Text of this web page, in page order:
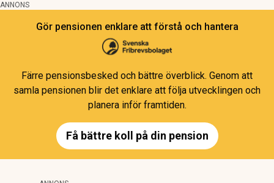
ANNONS
Gör pensionen enklare att förstå och hantera
Färre pensionsbesked och bättre överblick. Genom att
samla pensionen blir det enklare att följa utvecklingen och
planera inför framtiden.
Få bättre koll på din pension